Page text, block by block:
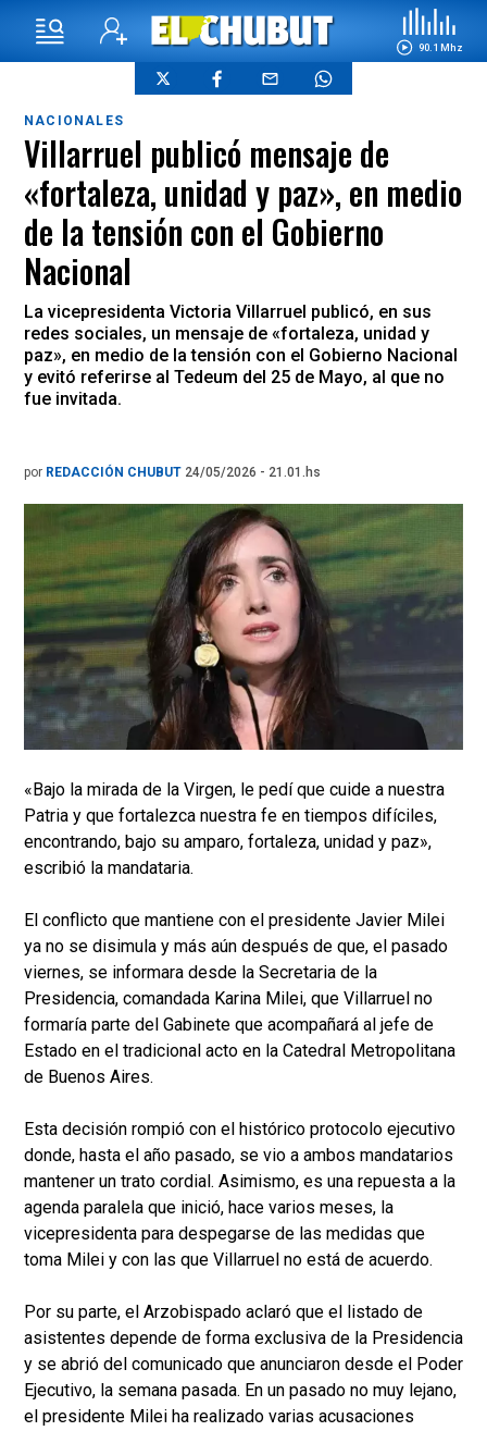
90.1 Mhz
NACIONALES
Villarruel publicó mensaje de
«fortaleza, unidad y paz», en medio
de la tensión con el Gobierno
Nacional
La vicepresidenta Victoria Villarruel publicó, en sus
redes sociales, un mensaje de «fortaleza, unidad y
paz», en medio de la tensión con el Gobierno Nacional
y evitó referirse al Tedeum del 25 de Mayo, al que no
fue invitada.
por REDACCIÓN CHUBUT 24/05/2026 - 21.01.hs
«Bajo la mirada de la Virgen, le pedí que cuide a nuestra
Patria y que fortalezca nuestra fe en tiempos difíciles,
encontrando, bajo su amparo, fortaleza, unidad y paz»,
escribió la mandataria.
El conflicto que mantiene con el presidente Javier Milei
ya no se disimula y más aún después de que, el pasado
viernes, se informara desde la Secretaria de la
Presidencia, comandada Karina Milei, que Villarruel no
formaría parte del Gabinete que acompañará al jefe de
Estado en el tradicional acto en la Catedral Metropolitana
de Buenos Aires.
Esta decisión rompió con el histórico protocolo ejecutivo
donde, hasta el año pasado, se vio a ambos mandatarios
mantener un trato cordial. Asimismo, es una repuesta a la
agenda paralela que inició, hace varios meses, la
vicepresidenta para despegarse de las medidas que
toma Milei y con las que Villarruel no está de acuerdo.
Por su parte, el Arzobispado aclaró que el listado de
asistentes depende de forma exclusiva de la Presidencia
y se abrió del comunicado que anunciaron desde el Poder
Ejecutivo, la semana pasada. En un pasado no muy lejano,
el presidente Milei ha realizado varias acusaciones